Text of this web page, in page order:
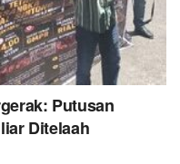
Putusan
Ditelaah